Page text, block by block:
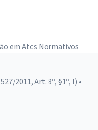
em Atos Normativos
2011, Art. 8º, §1º, I) •